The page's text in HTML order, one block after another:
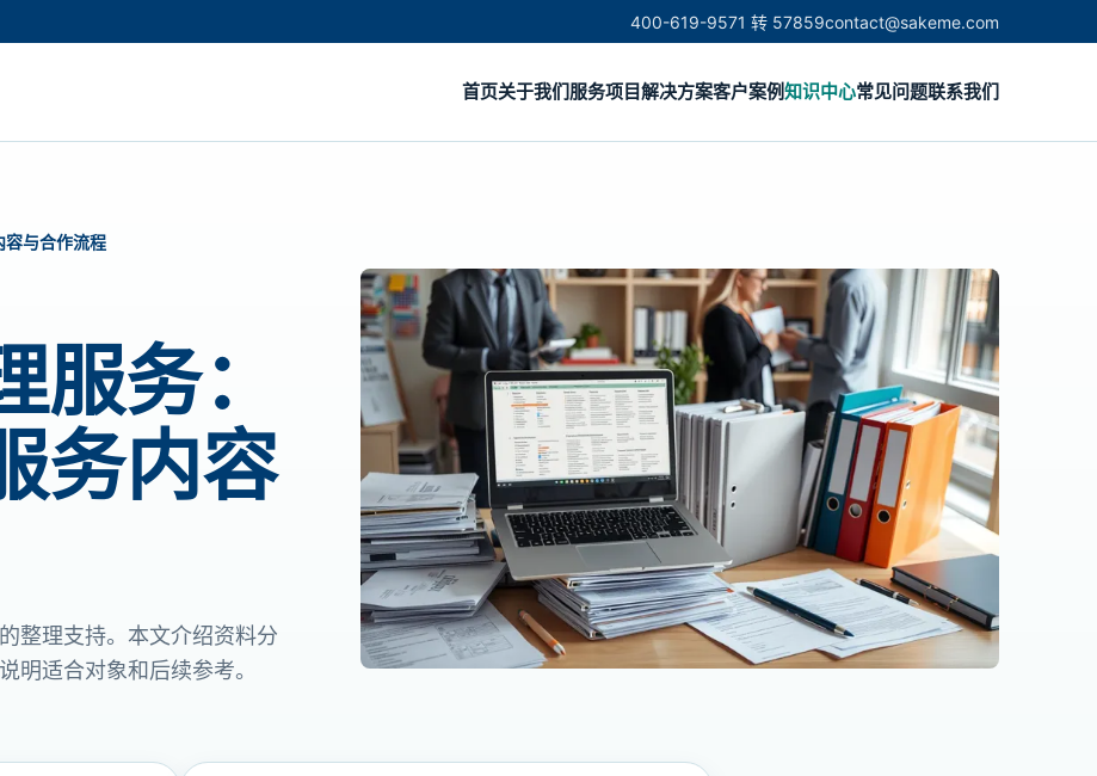
400-619-9571 转 57859contact@sakeme.com
首页关于我们服务项目解决方案客户案例知识中心常见问题联系我们
容与合作流程
务：
务内容
整理支持。本文介绍资料分
明适合对象和后续参考。